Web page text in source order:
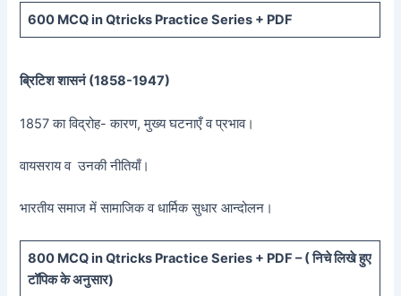
600 MCQ in Qtricks Practice Series + PDF
ब्रिटिश शासनं (1858-1947)
1857 का विद्रोह- कारण, मुख्य घटनाएँ व प्रभाव।
वायसराय व उनकी नीतियाँ।
भारतीय समाज में सामाजिक व धार्मिक सुधार आन्दोलन।
800 MCQ in Qtricks Practice Series + PDF – (निचे लिखे हुए
टॉपिक के अनुसार)